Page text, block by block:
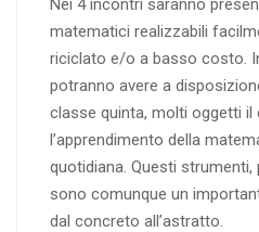
Nei 4 incontri saranno
matematici realizzabili
riciclato e/o a basso costo.
potranno avere a
classe quinta, molti oggetti
l’apprendimento della
quotidiana. Questi
sono comunque un
dal concreto all’astratto.